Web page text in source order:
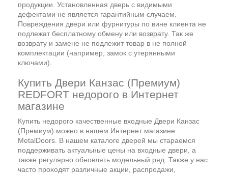
продукции. Установленная дверь с видимыми
дефектами не является гарантийным случаем.
Повреждения двери или фурнитуры по вине клиента не
подлежат бесплатному обмену или возврату. Так же
возврату и замене не подлежит товар в не полной
комплектации (например, замок с утерянными
ключами).
Купить Двери Канзас (Премиум)
REDFORT недорого в Интернет
магазине
Купить недорого качественные входные Двери Канзас
(Премиум) можно в нашем Интернет магазине
MetalDoors. В нашем каталоге дверей мы стараемся
поддерживать актуальные цены на входные двери, а
также регулярно обновлять модельный ряд. Также у нас
часто проходят различные акции, распродажи,